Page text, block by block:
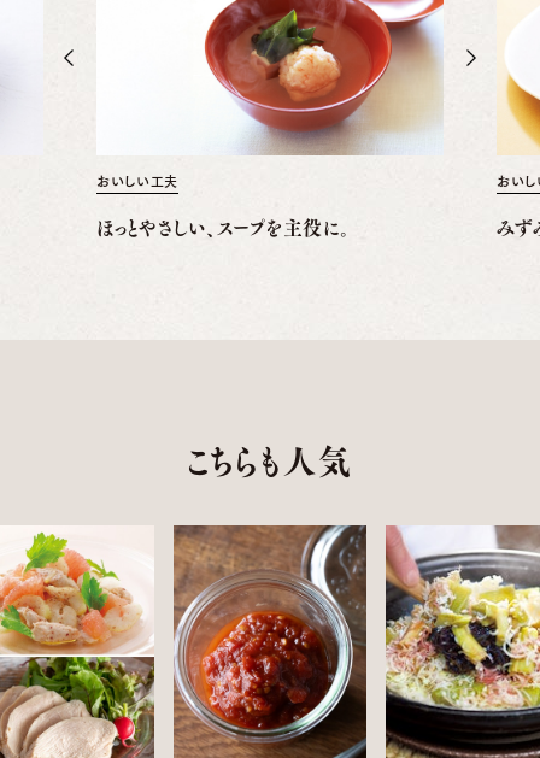
おいしい工夫
ほっとやさしい、スープを主役に。
おい
みず
こちらも人気